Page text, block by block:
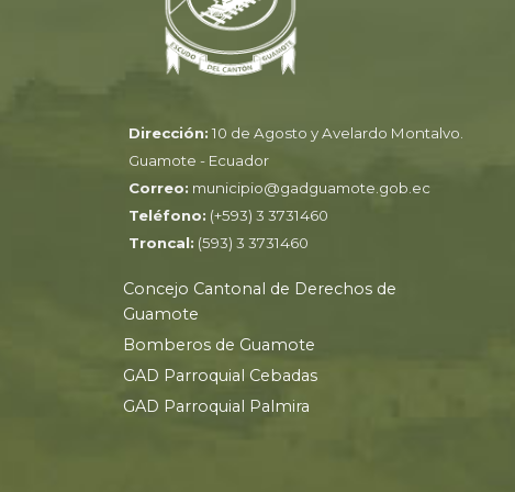
Dirección: 10 de Agosto y Avelardo Montalvo.
Guamote - Ecuador
Correo: municipio@gadguamote.gob.ec
Teléfono: (+593) 3 3731460
Troncal: (593) 3 3731460
Concejo Cantonal de Derechos de
Guamote
Bomberos de Guamote
GAD Parroquial Cebadas
GAD Parroquial Palmira